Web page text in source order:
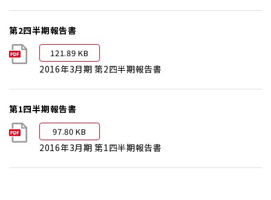
第2四半期報告書
121.89 KB
2016年3月期 第2四半期報告書
第1四半期報告書
97.80 KB
2016年3月期 第1四半期報告書